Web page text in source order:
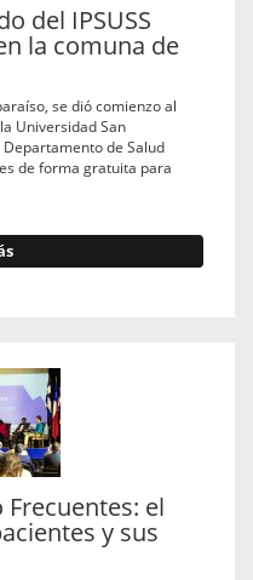
del IPSUSS
la comuna de
se dió comienzo al
Universidad San
de Salud
de forma gratuita para
el
y sus